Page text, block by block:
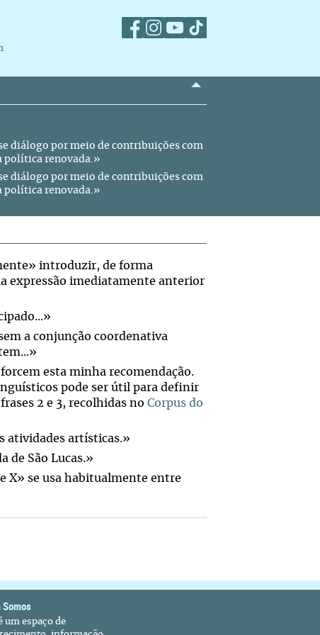
diálogo por meio de contribuições com
política renovada.»
diálogo por meio de contribuições com
política renovada.»
introduzir, de forma
expressão imediatamente anterior
a conjunção coordenativa
esta minha recomendação.
pode ser útil para definir
2 e 3, recolhidas no Corpus do
atividades artísticas.»
de São Lucas.»
X» se usa habitualmente entre
Somos
um espaço de